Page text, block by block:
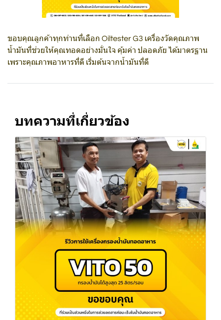
ขอบคุณลูกค้าทุกท่านที่เลือก Oiltester G3 เครื่องวัดคุณภาพ
น้ำมันที่ช่วยให้คุณทอดอย่างมั่นใจ คุ้มค่า ปลอดภัย ได้มาตรฐาน
เพราะคุณภาพอาหารที่ดี เริ่มต้นจากน้ำมันที่ดี
บทความที่เกี่ยวข้อง